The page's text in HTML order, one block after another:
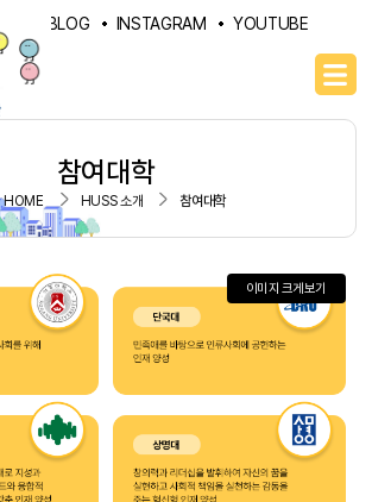
NAVER BLOG INSTAGRAM YOUTUBE
참여대학
HOME HUSS 소개 참여대학
이미지 크게보기